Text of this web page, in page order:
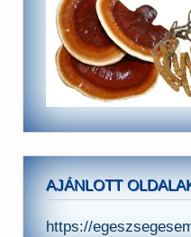
AJÁNLOTT
https://